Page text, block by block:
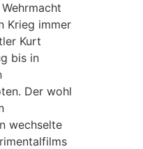
Krieg immer
Kurt
bis in
Der wohl
wechselte